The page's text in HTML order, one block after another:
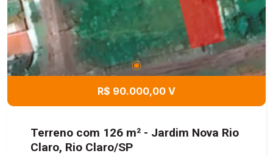
R$ 90.000,00 V
Terreno com 126 m² - Jardim Nova Rio
Claro, Rio Claro/SP